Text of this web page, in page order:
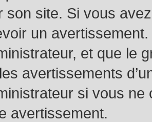
son site. Si vous
un
et que le
avertissements
si vous
avertissement.